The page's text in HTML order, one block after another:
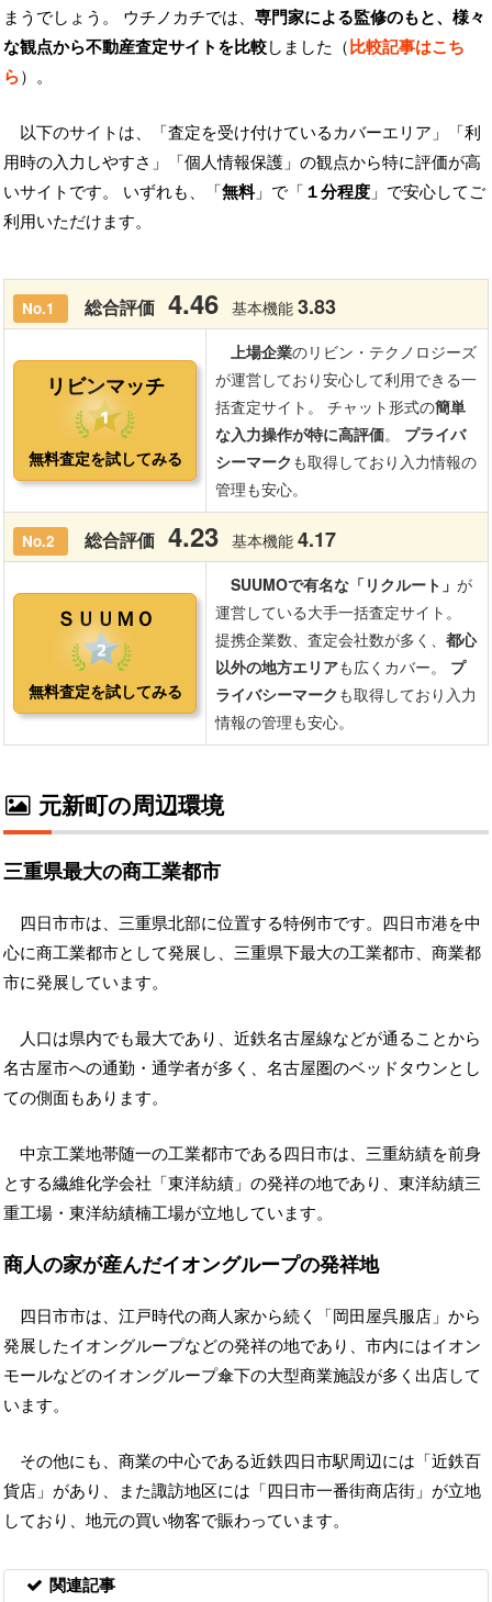
まうでしょう。 ウチノカチでは、 専門家による監修のもと、様々
な観点から不動産査定サイトを比較しました（比較記事はこち
ら）。
以下のサイトは、「査定を受け付けているカバーエリア」「利
用時の入力しやすさ」「個人情報保護」の観点から特に評価が高
いサイトです。 いずれも、「無料」で「 １分程度 」で安心してご
利用いただけます。
元新町の周辺環境
三重県最大の商工業都市
四日市市は、三重県北部に位置する特例市です。四日市港を中
心に商工業都市として発展し、三重県下最大の工業都市、商業都
市に発展しています。
人口は県内でも最大であり、近鉄名古屋線などが通ることから
名古屋市への通勤・通学者が多く、名古屋圏のベッドタウンとし
ての側面もあります。
中京工業地帯随一の工業都市である四日市は、三重紡績を前身
とする繊維化学会社「東洋紡績」の発祥の地であり、東洋紡績三
重工場・東洋紡績楠工場が立地しています。
商人の家が産んだイオングループの発祥地
四日市市は、江戸時代の商人家から続く「岡田屋呉服店」から
発展したイオングループなどの発祥の地であり、市内にはイオン
モールなどのイオングループ傘下の大型商業施設が多く出店して
います。
その他にも、商業の中心である近鉄四日市駅周辺には「近鉄百
貨店」があり、また諏訪地区には「四日市一番街商店街」が立地
しており、地元の買い物客で賑わっています。
関連記事